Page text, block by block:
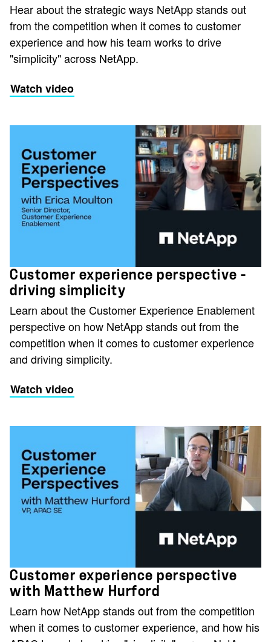
Hear about the strategic ways NetApp stands out
from the competition when it comes to customer
experience and how his team works to drive
"simplicity" across NetApp.
Watch video
Customer experience perspective -
driving simplicity
Learn about the Customer Experience Enablement
perspective on how NetApp stands out from the
competition when it comes to customer experience
and driving simplicity.
Watch video
Customer experience perspective
with Matthew Hurford
Learn how NetApp stands out from the competition
when it comes to customer experience, and how his